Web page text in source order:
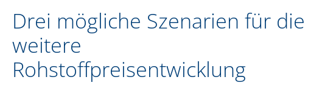
Drei mögliche Szenarien für die
weitere
Rohstoffpreisentwicklung